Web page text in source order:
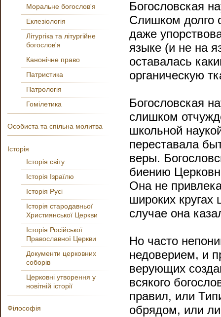
Богословская
Слишком долго
даже
языке (и не на
оставалась
органическую
Богословская
слишком
школьной
переставала
веры.
биению
Она не
широких
случае она
Но часто
недоверием, и
верующих
всякого
правил, или
обрядом, или
Моральне богослов'я
Еклезіологія
Літургіка та літургійне
богослов'я
Канонічне право
Патристика
Патрологія
Гомілетика
Особиста та спільна молитва
Історія
Історія світу
Історія Ізраїлю
Історія Русі
Історія стародавньої
Християнської Церкви
Історія Російської
Православної Церкви
Документи церковних
соборів
Церковні утворення у
новітній історії
Філософія